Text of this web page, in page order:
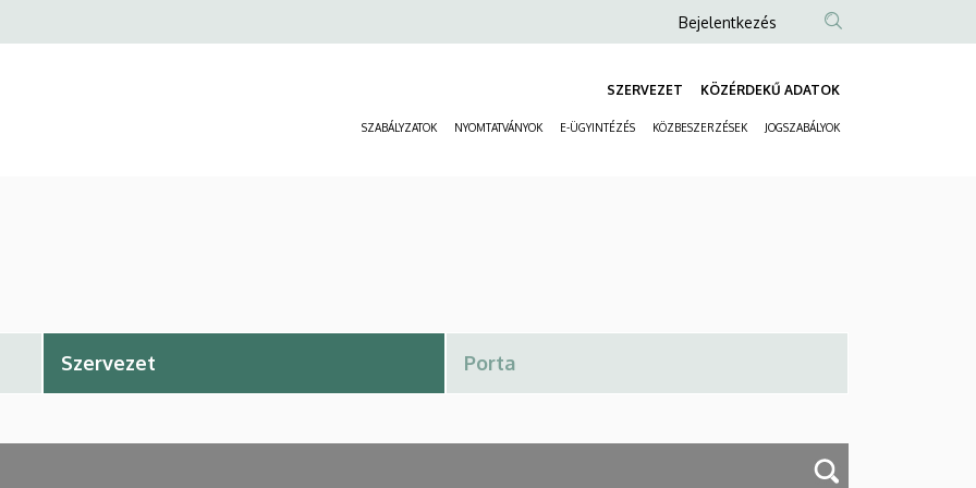
Anonim
fiók
menüje
Bejelentkezés
SZERVEZET KÖZÉRDEKŰ ADATOK
SZABÁLYZATOK NYOMTATVÁNYOK E-ÜGYINTÉZÉS KÖZBESZERZÉSEK JOGSZABÁLYOK